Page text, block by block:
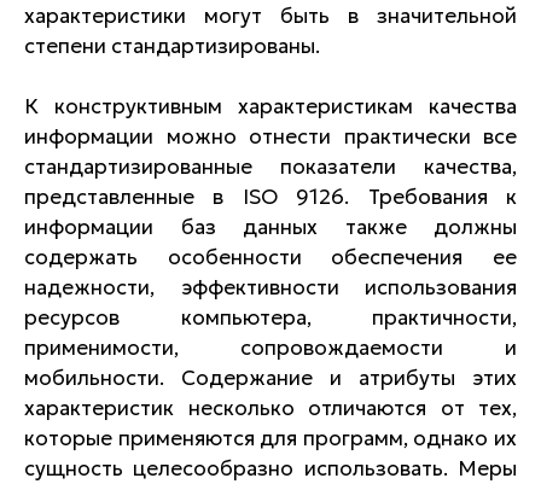
характеристики могут быть в значительной
степени стандартизированы.
К конструктивным характеристикам качества
информации можно отнести практически все
стандартизированные показатели качества,
представленные в ISO 9126. Требования к
информации баз данных также должны
содержать особенности обеспечения ее
надежности, эффективности использования
ресурсов компьютера, практичности,
применимости, сопровождаемости и
мобильности. Содержание и атрибуты этих
характеристик несколько отличаются от тех,
которые применяются для программ, однако их
сущность целесообразно использовать. Меры